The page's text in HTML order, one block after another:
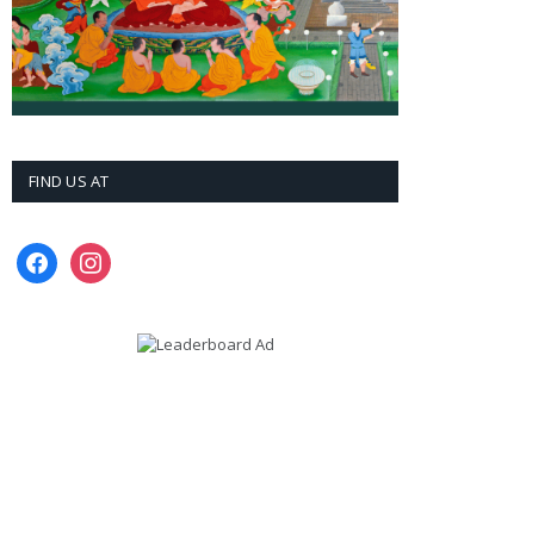
FIND US AT
facebookinstagram